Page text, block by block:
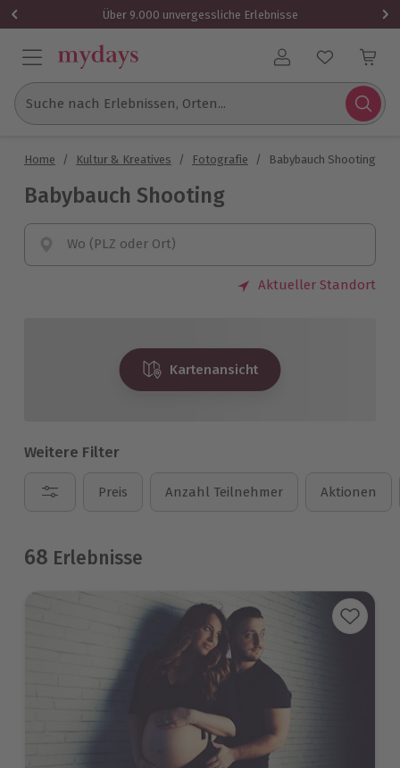
Über 9.000 unvergessliche Erlebnisse
Benutzerkonto
Suche nach Erlebnissen, Orten...
Home / Kultur & Kreatives / Fotografie / Babybauch Shooting
Babybauch Shooting
Wo (PLZ oder Ort)
Aktueller Standort
Kartenansicht
Weitere Filter
Preis Anzahl Teilnehmer Aktionen
68 Erlebnisse